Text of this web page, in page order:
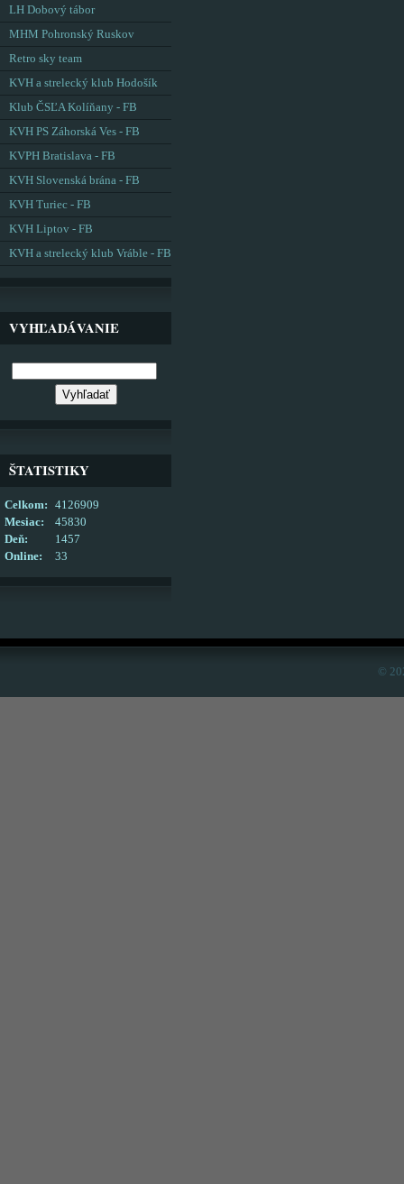
LH Dobový tábor
MHM Pohronský Ruskov
Retro sky team
KVH a strelecký klub Hodošík
Klub ČSĽA Kolíňany - FB
KVH PS Záhorská Ves - FB
KVPH Bratislava - FB
KVH Slovenská brána - FB
KVH Turiec - FB
KVH Liptov - FB
KVH a strelecký klub Vráble - FB
VYHĽADÁVANIE
ŠTATISTIKY
Online: 33
Celkom:
4126909
Mesiac:
45830
Deň:
1457
©